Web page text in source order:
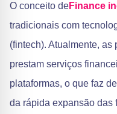
O conceito deFinance
tradicionais com
(fintech). Atualmente,
prestam serviços
plataformas, o que faz
da rápida expansão das